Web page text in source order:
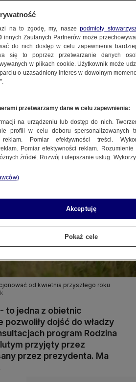
od kwietnia przyszłego roku
to jedna z obietnic
dojść do władzy
program Rodzina
przyjęty przez
przez prezydenta. Ma
na to zgodę, my, naszepodmioty
innych Zaufanych Partnerów może
do nich dostęp w celu zapewnienia
się to poprzez przetwarzanie danych
w plikach cookie. Użytkownik może
o uzasadniony interes w dowolnym
przetwarzamy dane w celu zapewnienia:
na urządzeniu lub dostęp do nich.
profili w celu doboru spersonalizowanych
reklam. Pomiar efektywności treści.
Pomiar efektywności reklam.
źródeł. Rozwój i ulepszanie usług.
Akceptuję
Pokaż cele